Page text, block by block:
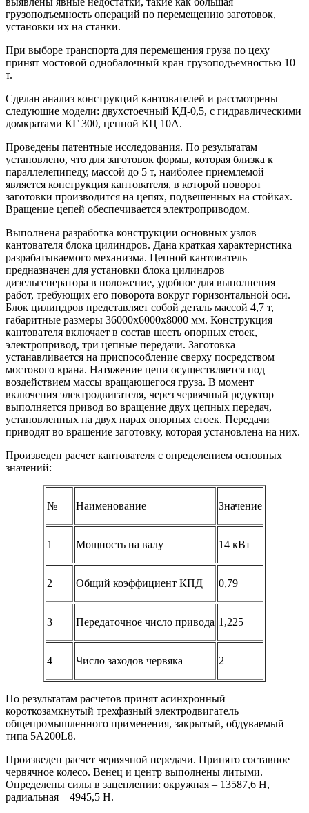
грузоподъемность операций по перемещению заготовок,
установки их на станки.
При выборе транспорта для перемещения груза по цеху
принят мостовой однобалочный кран грузоподъемностью 10
т.
Сделан анализ конструкций кантователей и рассмотрены
следующие модели: двухстоечный КД-0,5, с гидравлическими
домкратами КГ 300, цепной КЦ 10А.
Проведены патентные исследования. По результатам
установлено, что для заготовок формы, которая близка к
параллелепипеду, массой до 5 т, наиболее приемлемой
является конструкция кантователя, в которой поворот
заготовки производится на цепях, подвешенных на стойках.
Вращение цепей обеспечивается электроприводом.
Выполнена разработка конструкции основных узлов
кантователя блока цилиндров. Дана краткая характеристика
разрабатываемого механизма. Цепной кантователь
предназначен для установки блока цилиндров
дизельгенератора в положение, удобное для выполнения
работ, требующих его поворота вокруг горизонтальной оси.
Блок цилиндров представляет собой деталь массой 4,7 т,
габаритные размеры 36000х6000х8000 мм. Конструкция
кантователя включает в состав шесть опорных стоек,
электропривод, три цепные передачи. Заготовка
устанавливается на приспособление сверху посредством
мостового крана. Натяжение цепи осуществляется под
воздействием массы вращающегося груза. В момент
включения электродвигателя, через червячный редуктор
выполняется привод во вращение двух цепных передач,
установленных на двух парах опорных стоек. Передачи
приводят во вращение заготовку, которая установлена на них.
Произведен расчет кантователя с определением основных
значений:
№ Наименование Значение
1 Мощность на валу 14 кВт
2 Общий коэффициент КПД 0,79
3 Передаточное число привода 1,225
4 Число заходов червяка 2
По результатам расчетов принят асинхронный
короткозамкнутый трехфазный электродвигатель
общепромышленного применения, закрытый, обдуваемый
типа 5A200L8.
Произведен расчет червячной передачи. Принято составное
червячное колесо. Венец и центр выполнены литыми.
Определены силы в зацеплении: окружная – 13587,6 Н,
радиальная – 4945,5 Н.